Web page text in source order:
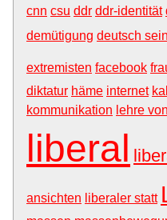
cnn csu ddr ddr-identität
demütigung deutsch sein
extremisten facebook
diktatur häme internet
kommunikation lehre
liberal
ansichten liberaler statt